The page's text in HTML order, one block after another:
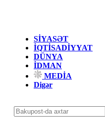
SİYASƏT
İQTİSADİYYAT
DÜNYA
İDMAN
MEDİA
Digər